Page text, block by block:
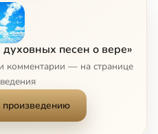
песен о вере»
комментарии — на странице
произведению